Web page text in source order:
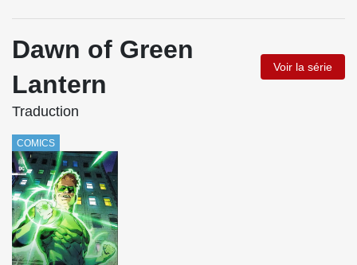
Dawn of Green
Lantern
Voir la série
Traduction
COMICS